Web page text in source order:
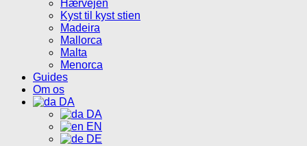
Hærvejen
Kyst til kyst stien
Madeira
Mallorca
Malta
Menorca
Guides
Om os
DA
DA
EN
DE